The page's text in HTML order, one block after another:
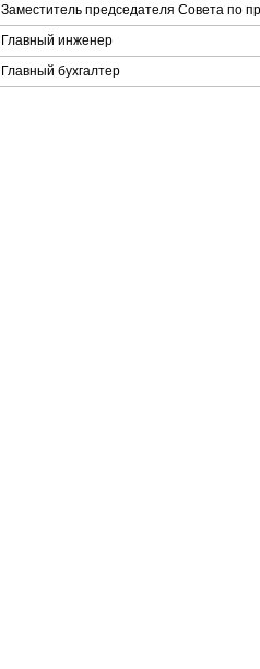
Заместитель председателя Совета по
Главный инженер
Главный бухгалтер